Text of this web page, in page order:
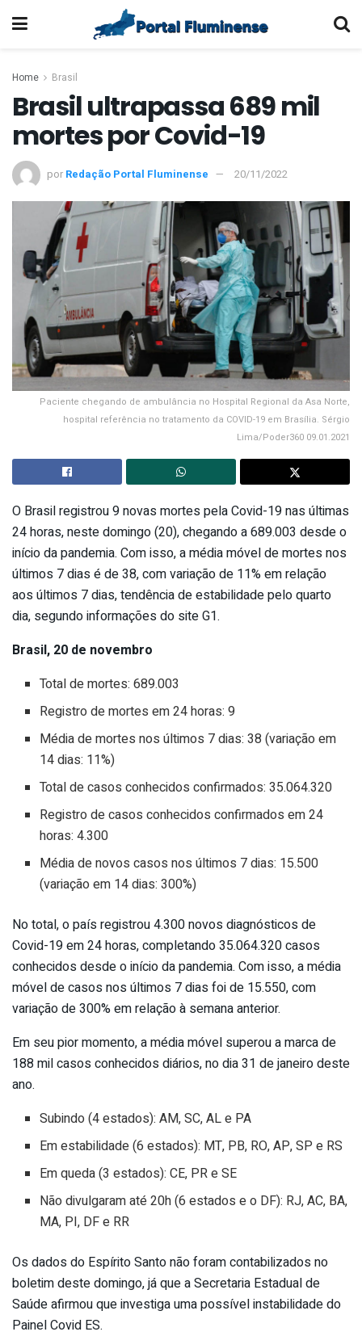
Home Brasil
Brasil ultrapassa 689 mil
mortes por Covid-19
por Redação Portal Fluminense 20/11/2022
Paciente chegando de ambulância no Hospital Regional da Asa Norte,
hospital referência no tratamento da COVID-19 em Brasília. Sérgio
Lima/Poder360 09.01.2021
O Brasil registrou 9 novas mortes pela Covid-19 nas últimas
24 horas, neste domingo (20), chegando a 689.003 desde o
início da pandemia. Com isso, a média móvel de mortes nos
últimos 7 dias é de 38, com variação de 11% em relação
aos últimos 7 dias, tendência de estabilidade pelo quarto
dia, segundo informações do site G1.
Brasil, 20 de novembro
Total de mortes: 689.003
Registro de mortes em 24 horas: 9
Média de mortes nos últimos 7 dias: 38 (variação em
14 dias: 11%)
Total de casos conhecidos confirmados: 35.064.320
Registro de casos conhecidos confirmados em 24
horas: 4.300
Média de novos casos nos últimos 7 dias: 15.500
(variação em 14 dias: 300%)
No total, o país registrou 4.300 novos diagnósticos de
Covid-19 em 24 horas, completando 35.064.320 casos
conhecidos desde o início da pandemia. Com isso, a média
móvel de casos nos últimos 7 dias foi de 15.550, com
variação de 300% em relação à semana anterior.
Em seu pior momento, a média móvel superou a marca de
188 mil casos conhecidos diários, no dia 31 de janeiro deste
ano.
Subindo (4 estados): AM, SC, AL e PA
Em estabilidade (6 estados): MT, PB, RO, AP, SP e RS
Em queda (3 estados): CE, PR e SE
Não divulgaram até 20h (6 estados e o DF): RJ, AC, BA,
MA, PI, DF e RR
Os dados do Espírito Santo não foram contabilizados no
boletim deste domingo, já que a Secretaria Estadual de
Saúde afirmou que investiga uma possível instabilidade do
Painel Covid ES.